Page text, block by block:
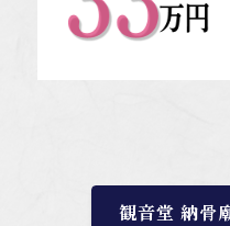
観音堂 納骨